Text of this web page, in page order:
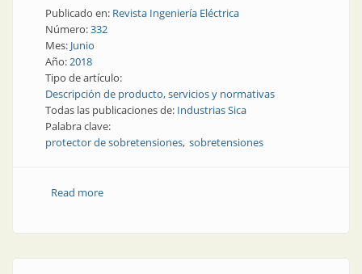
Publicado en: Revista Ingeniería Eléctrica
Número:332
Mes: Junio
Año:2018
Tipo de artículo:
Descripción de producto, servicios y normativas
Todas las publicaciones de: Industrias Sica
Palabra clave:
protector de sobretensiones sobretensiones
Read moreabout Protección contra sobretensiones | Protector